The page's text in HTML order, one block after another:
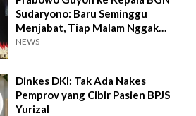
Sudaryono: Baru Seminggu
Menjabat, Tiap Malam Nggak
Tidur
NEWS
Dinkes DKI: Tak Ada Nakes
Pemprov yang Cibir Pasien BPJS
Yurizal